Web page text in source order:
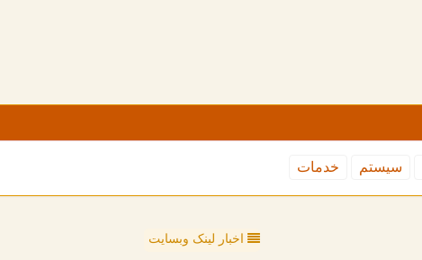
سیستم خدمات
اخبار لینک وبسایت